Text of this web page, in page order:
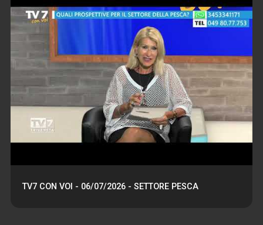
TV7 CON VOI - 06/07/2026 - SETTORE PESCA